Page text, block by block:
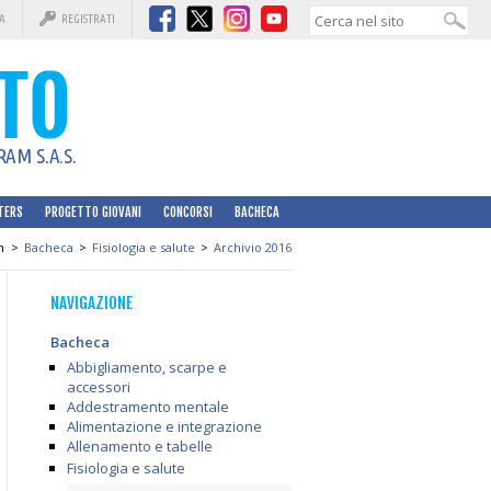
REGISTRATI
S.A.S.
PROGETTO GIOVANI CONCORSI BACHECA
> Bacheca > Fisiologia e salute > Archivio 2016
NAVIGAZIONE
Bacheca
Abbigliamento, scarpe e
accessori
Addestramento mentale
Alimentazione e integrazione
Allenamento e tabelle
Fisiologia e salute